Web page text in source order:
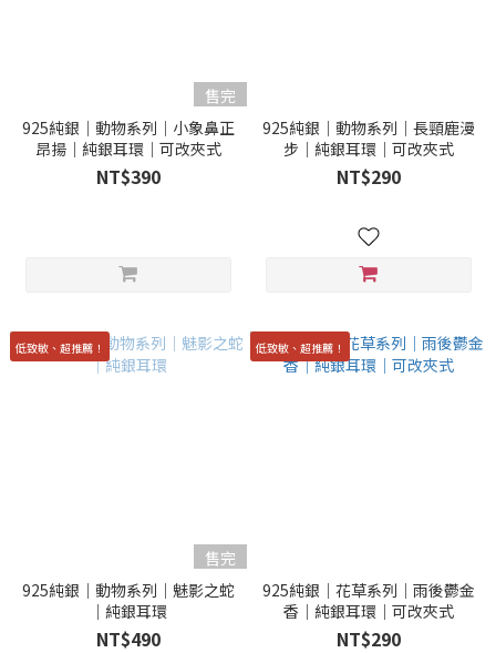
售完
925純銀｜動物系列｜小象鼻正
昂揚｜純銀耳環｜可改夾式
NT$390
925純銀｜動物系列｜長頸鹿漫
步｜純銀耳環｜可改夾式
NT$290
低致敏、超推薦！
售完
925純銀｜動物系列｜魅影之蛇
｜純銀耳環
NT$490
低致敏、超推薦！
925純銀｜花草系列｜雨後鬱金
香｜純銀耳環｜可改夾式
NT$290